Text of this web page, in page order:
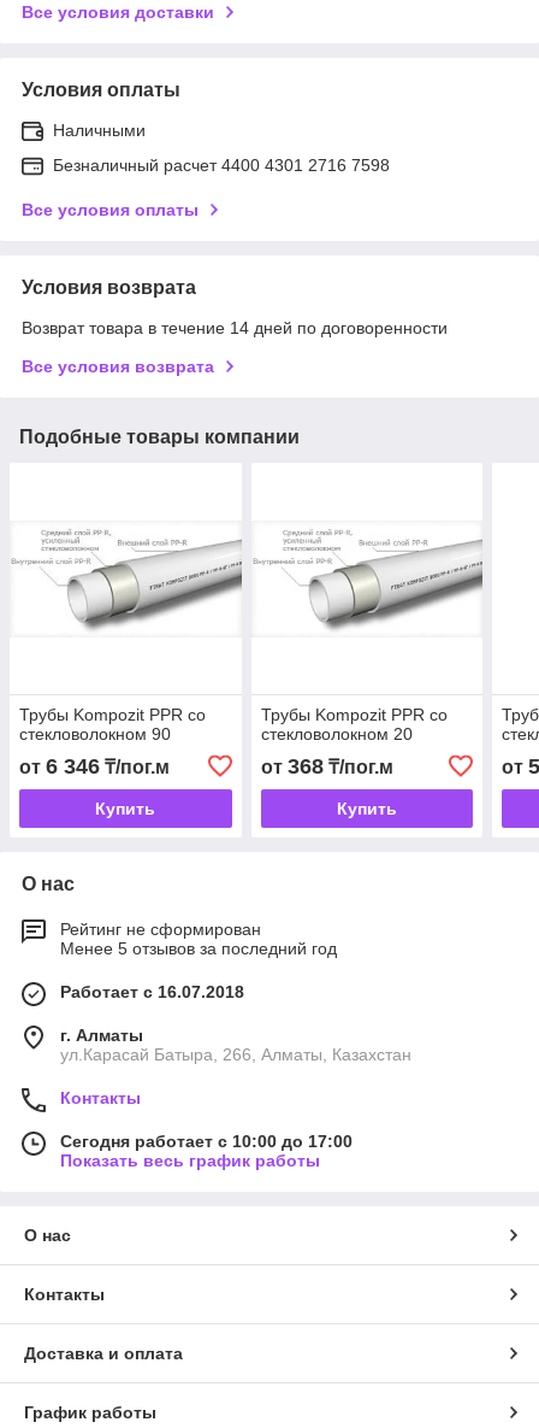
Все условия доставки
Условия оплаты
Наличными
Безналичный расчет 4400 4301 2716 7598
Все условия оплаты
Условия возврата
Возврат товара в течение 14 дней по договоренности
Все условия возврата
Подобные товары компании
Трубы Kompozit PPR со
стекловолокном 90
от 6 346 ₸/пог.м
Купить
Трубы Kompozit PPR со
стекловолокном 20
от 368₸/пог.м
Купить
от
О нас
Рейтинг не сформирован
Менее 5 отзывов за последний год
Работает с 16.07.2018
г. Алматы
ул.Карасай Батыра, 266, Алматы, Казахстан
Контакты
Сегодня работает с 10:00 до 17:00
Показать весь график работы
О нас
Контакты
Доставка и оплата
График работы